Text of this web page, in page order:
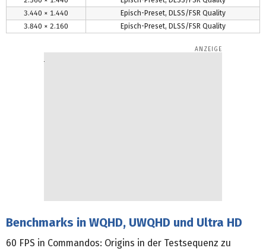
3.440 × 1.440
Episch-Preset, DLSS/FSR Quality
3.840 × 2.160
Episch-Preset, DLSS/FSR Quality
Benchmarks in WQHD, UWQHD und Ultra HD
60 FPS in Commandos: Origins in der Testsequenz zu